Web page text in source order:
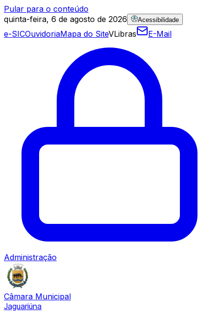
Pular para o conteúdo
quinta-feira, 6 de agosto de 2026
Acessibilidade
e-SICOuvidoriaMapa do SiteVLibras E-Mail
Administração
Câmara Municipal
Jaguariúna